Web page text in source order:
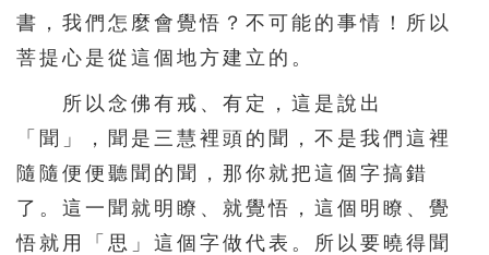
書，我們怎麼會覺悟？不可能的事情！所以
菩提心是從這個地方建立的。
所以念佛有戒、有定，這是說出
「聞」，聞是三慧裡頭的聞，不是我們這裡
隨隨便便聽聞的聞，那你就把這個字搞錯
了。這一聞就明瞭、就覺悟，這個明瞭、覺
悟就用「思」這個字做代表。所以要曉得聞